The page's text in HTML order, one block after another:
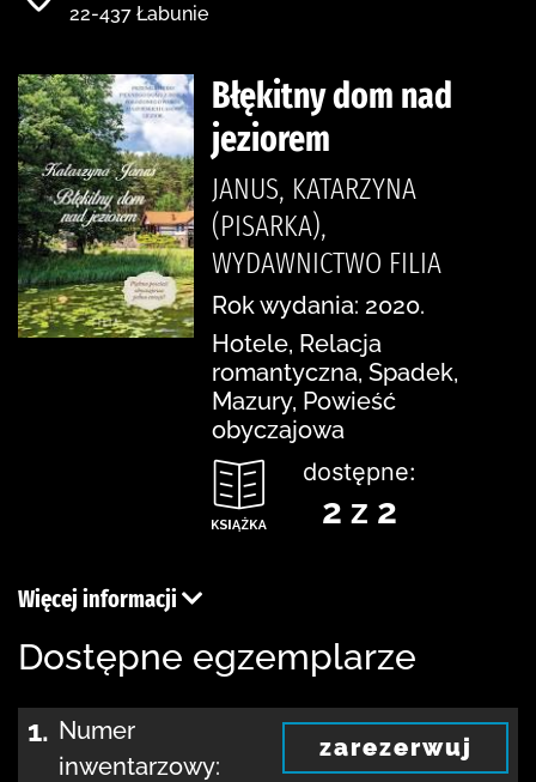
22-437 Łabunie
Błękitny dom nad
jeziorem
JANUS, KATARZYNA
(PISARKA),
WYDAWNICTWO FILIA
Rok wydania: 2020.
Hotele, Relacja
romantyczna, Spadek,
Mazury, Powieść
obyczajowa
dostępne:
2 z 2
Więcej informacji
Dostępne egzemplarze
1. Numer
inwentarzowy:
zarezerwuj